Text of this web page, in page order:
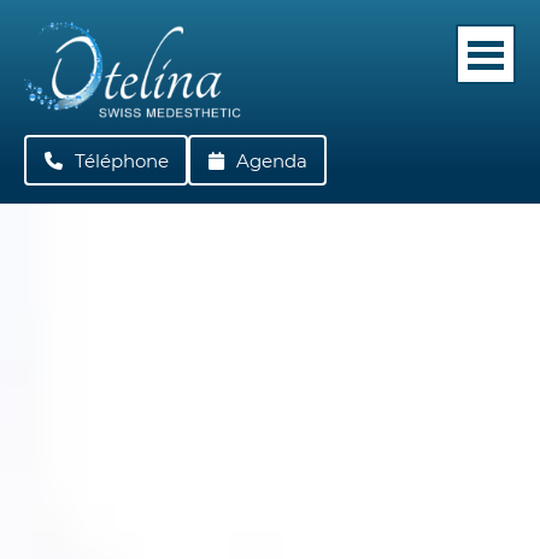
Téléphone022 362 05 42
Agenda